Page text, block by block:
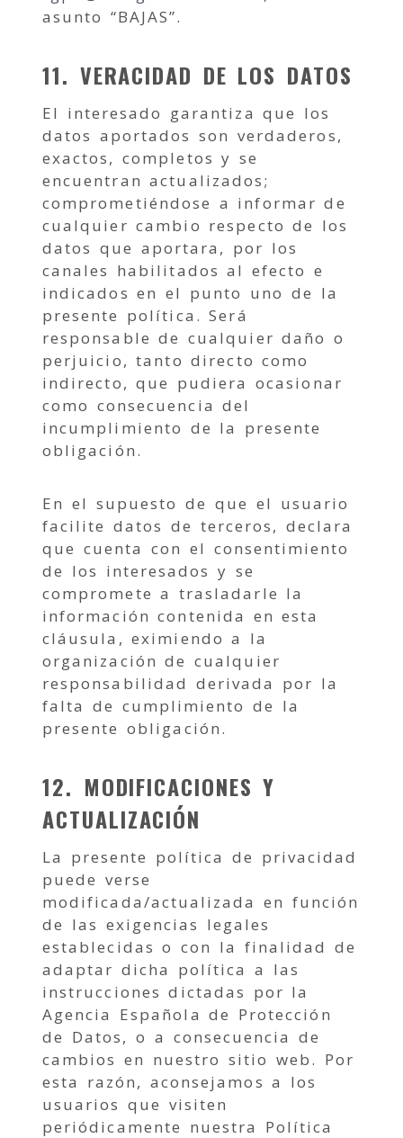
asunto “BAJAS”.
11. VERACIDAD DE LOS DATOS
El interesado garantiza que los
datos aportados son verdaderos,
exactos, completos y se
encuentran actualizados;
comprometiéndose a informar de
cualquier cambio respecto de los
datos que aportara, por los
canales habilitados al efecto e
indicados en el punto uno de la
presente política. Será
responsable de cualquier daño o
perjuicio, tanto directo como
indirecto, que pudiera ocasionar
como consecuencia del
incumplimiento de la presente
obligación.
En el supuesto de que el usuario
facilite datos de terceros, declara
que cuenta con el consentimiento
de los interesados y se
compromete a trasladarle la
información contenida en esta
cláusula, eximiendo a la
organización de cualquier
responsabilidad derivada por la
falta de cumplimiento de la
presente obligación.
12. MODIFICACIONES Y
ACTUALIZACIÓN
La presente política de privacidad
puede verse
modificada/actualizada en función
de las exigencias legales
establecidas o con la finalidad de
adaptar dicha política a las
instrucciones dictadas por la
Agencia Española de Protección
de Datos, o a consecuencia de
cambios en nuestro sitio web. Por
esta razón, aconsejamos a los
usuarios que visiten
periódicamente nuestra Política